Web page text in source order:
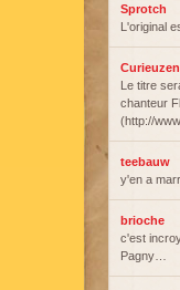
Sprotch
L'original
Le titre
chanteur
(http://
teebauw
y'en a
brioche
c'est
Pagny…